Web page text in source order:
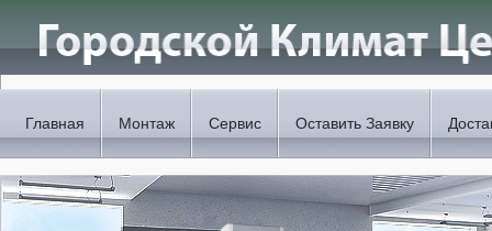
Главная Монтаж Сервис Оставить Заявку